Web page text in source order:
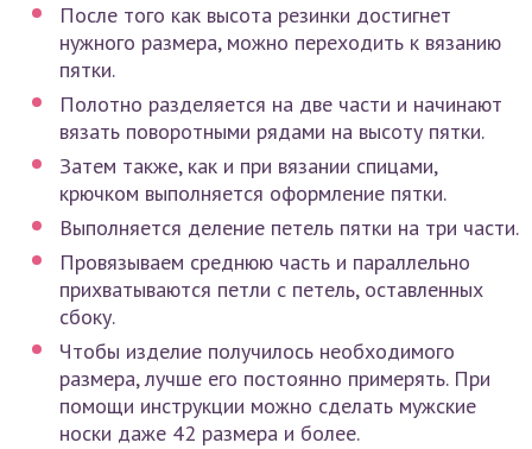
После того как высота резинки достигнет
нужного размера, можно переходить к вязанию
пятки.
Полотно разделяется на две части и начинают
вязать поворотными рядами на высоту пятки.
Затем также, как и при вязании спицами,
крючком выполняется оформление пятки.
Выполняется деление петель пятки на три части.
Провязываем среднюю часть и параллельно
прихватываются петли с петель, оставленных
сбоку.
Чтобы изделие получилось необходимого
размера, лучше его постоянно примерять. При
помощи инструкции можно сделать мужские
носки даже 42 размера и более.